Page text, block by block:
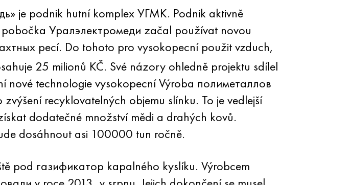
je podnik hutní komplex УГМК. Podnik aktivně
Уралэлектромеди začal používat novou
pecí. Do tohoto pro vysokopecní použit vzduch,
25 milionů KČ. Své názory ohledně projektu sdílel
nové technologie vysokopecní Výroba полиметаллов
recyklovatelných objemu slínku. To je vedlejší
dodatečné množství mědi a drahých kovů.
dosáhnout asi 100000 tun ročně.
pod газификатор kapalného kyslíku. Výrobcem